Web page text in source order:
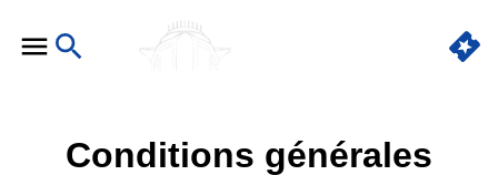
Conditions générales